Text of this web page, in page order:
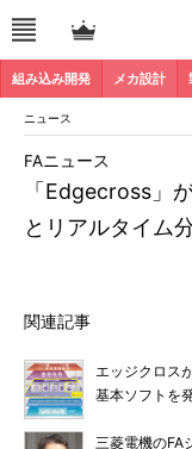
組み込み開発 メカ設計
ニュース
「Edgecross」
とリアルタイム
FAニュース
関連記事
エッジクロス
基本ソフトを
三菱電機のFA